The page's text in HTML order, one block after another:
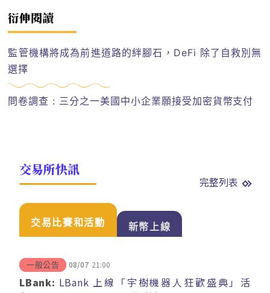
衍伸閱讀
監管機構將成為前進道路的絆腳石，DeFi 除了自救別無
選擇
問卷調查 : 三分之一美國中小企業願接受加密貨幣支付
交易所快訊
完整列表
交易比賽和活動 新幣上線
一般公告 08/07 21:00
LBank: LBank 上線「宇樹機器人狂歡盛典」活